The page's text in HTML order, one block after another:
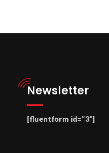
Newsletter
[fluentform id=”3″]